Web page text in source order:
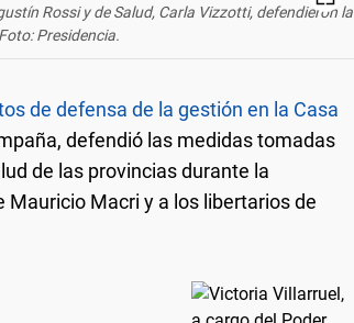
Rossi y de Salud, Carla Vizzotti, defendieron la
Presidencia.
de defensa de la gestión en la Casa
defendió las medidas tomadas
de las provincias durante la
Macri y a los libertarios de